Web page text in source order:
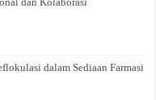
dalam Sediaan Farmasi